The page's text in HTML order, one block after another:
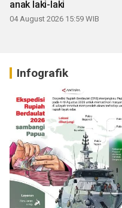
anak laki-laki
04 August 2026 15:59 WIB
Infografik